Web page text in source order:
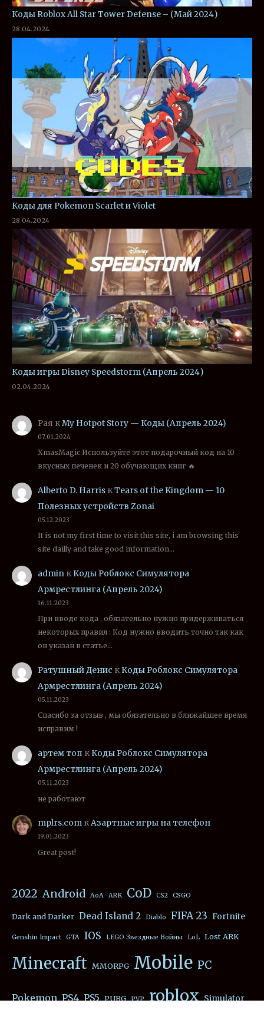
Коды Roblox All Star Tower Defense – (Май 2024)
28.04.2024
Коды для Pokemon Scarlet и Violet
28.04.2024
Коды игры Disney Speedstorm (Апрель 2024)
02.04.2024
Рая кMy Hotpot Story — Коды (Апрель 2024)
07.01.2024
XmasMagic Используйте этот подарочный код на 10
вкусных печенек и 20 обучающих книг 🔥
Alberto D. Harris кTears of the Kingdom — 10
Полезных устройств Zonai
05.12.2023
It is not my first time to visit this site, i am browsing this
site dailly and take good information…
admin к Коды Роблокс Симулятора
Армрестлинга (Апрель 2024)
16.11.2023
При вводе кода , обязательно нужно придерживаться
некоторых правил : Код нужно вводить точно так как
он указан в статье…
Ратушный Денис к Коды Роблокс Симулятора
Армрестлинга (Апрель 2024)
05.11.2023
Спасибо за отзыв , мы обязательно в ближайшее время
исправим !
артем топ к Коды Роблокс Симулятора
Армрестлинга (Апрель 2024)
05.11.2023
не работают
mplrs.com кАзартные игры на телефон
19.01.2023
Great post!
2022 Android AoA ARK CoD CS2 CSGO
Dark and Darker Dead Island 2 Diablo FIFA 23 Fortnite
Genshin Impact GTA IOS LEGO Звездные Войны LoL Lost ARK
Minecraft MMORPG Mobile PC
Pokemon PS4 PS5 PUBG PVP roblox Simulator